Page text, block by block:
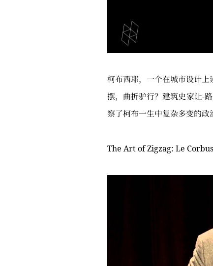
柯布西耶，一个在城市设计
摆，曲折驴行？建筑史家让-
察了柯布一生中复杂多变的政
The Art of Zigzag: Le